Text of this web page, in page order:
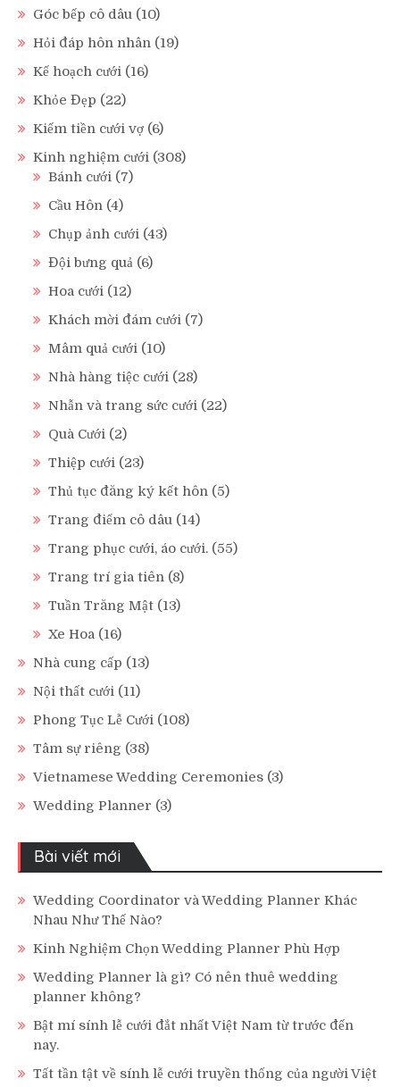
Góc bếp cô dâu (10)
Hỏi đáp hôn nhân (19)
Kế hoạch cưới (16)
Khỏe Đẹp (22)
Kiếm tiền cưới vợ (6)
Kinh nghiệm cưới (308)
Bánh cưới (7)
Cầu Hôn (4)
Chụp ảnh cưới (43)
Đội bưng quả (6)
Hoa cưới (12)
Khách mời đám cưới (7)
Mâm quả cưới (10)
Nhà hàng tiệc cưới (28)
Nhẫn và trang sức cưới (22)
Quà Cưới (2)
Thiệp cưới (23)
Thủ tục đăng ký kết hôn (5)
Trang điểm cô dâu (14)
Trang phục cưới, áo cưới. (55)
Trang trí gia tiên (8)
Tuần Trăng Mật (13)
Xe Hoa (16)
Nhà cung cấp (13)
Nội thất cưới (11)
Phong Tục Lễ Cưới (108)
Tâm sự riêng (38)
Vietnamese Wedding Ceremonies (3)
Wedding Planner (3)
Bài viết mới
Wedding Coordinator và Wedding Planner Khác
Nhau Như Thế Nào?
Kinh Nghiệm Chọn Wedding Planner Phù Hợp
Wedding Planner là gì? Có nên thuê wedding
planner không?
Bật mí sính lễ cưới đắt nhất Việt Nam từ trước đến
nay.
Tất tần tật về sính lễ cưới truyền thống của người Việt